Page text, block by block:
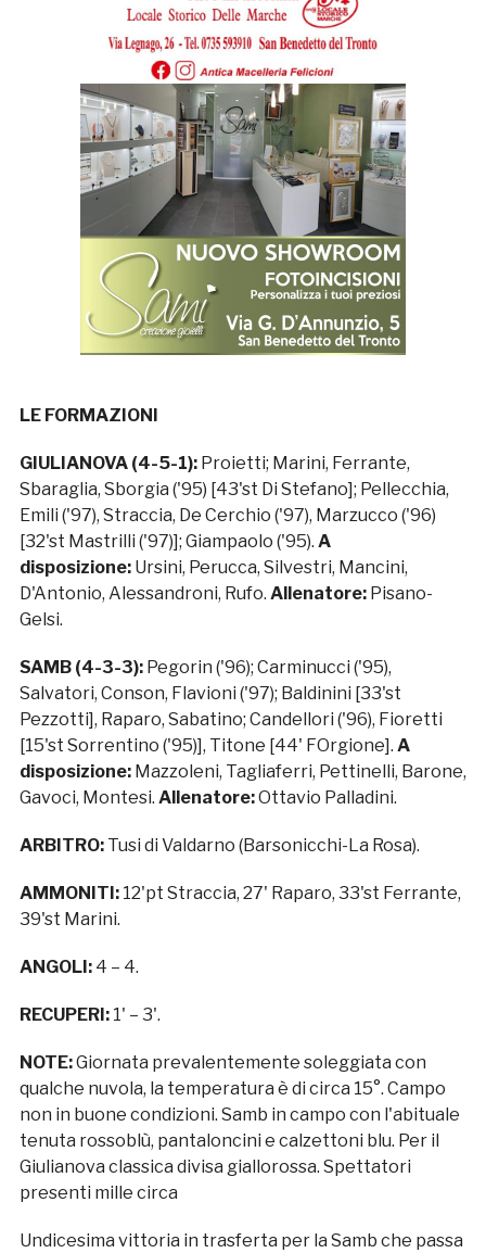
LE FORMAZIONI
GIULIANOVA (4-5-1): Proietti; Marini, Ferrante,
Sbaraglia, Sborgia ('95) [43'st Di Stefano]; Pellecchia,
Emili ('97), Straccia, De Cerchio ('97), Marzucco ('96)
[32'st Mastrilli ('97)]; Giampaolo ('95). A
disposizione: Ursini, Perucca, Silvestri, Mancini,
D'Antonio, Alessandroni, Rufo. Allenatore: Pisano-
Gelsi.
SAMB (4-3-3): Pegorin ('96); Carminucci ('95),
Salvatori, Conson, Flavioni ('97); Baldinini [33'st
Pezzotti], Raparo, Sabatino; Candellori ('96), Fioretti
[15'st Sorrentino ('95)], Titone [44' FOrgione]. A
disposizione: Mazzoleni, Tagliaferri, Pettinelli, Barone,
Gavoci, Montesi. Allenatore:Ottavio Palladini.
ARBITRO: Tusi di Valdarno (Barsonicchi-La Rosa).
AMMONITI: 12'pt Straccia, 27' Raparo, 33'st Ferrante,
39'st Marini.
ANGOLI:4 – 4.
RECUPERI: 1' – 3'.
NOTE:Giornata prevalentemente soleggiata con
qualche nuvola, la temperatura è di circa 15°. Campo
non in buone condizioni. Samb in campo con l'abituale
tenuta rossoblù, pantaloncini e calzettoni blu. Per il
Giulianova classica divisa giallorossa. Spettatori
presenti mille circa
Undicesima vittoria in trasferta per la Samb che passa